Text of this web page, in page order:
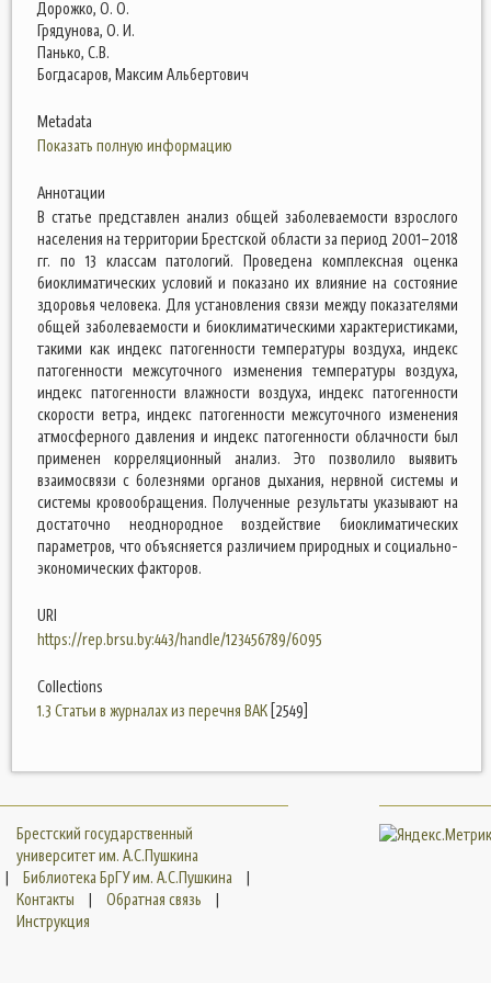
Дорожко, О. О.
Грядунова, О. И.
Панько, С.В.
Богдасаров, Максим Альбертович
Metadata
Показать полную информацию
Аннотации
В статье представлен анализ общей заболеваемости взрослого
населения на территории Брестской области за период 2001–2018
гг. по 13 классам патологий. Проведена комплексная оценка
биоклиматических условий и показано их влияние на состояние
здоровья человека. Для установления связи между показателями
общей заболеваемости и биоклиматическими характеристиками,
такими как индекс патогенности температуры воздуха, индекс
патогенности межсуточного изменения температуры воздуха,
индекс патогенности влажности воздуха, индекс патогенности
скорости ветра, индекс патогенности межсуточного изменения
атмосферного давления и индекс патогенности облачности был
применен корреляционный анализ. Это позволило выявить
взаимосвязи с болезнями органов дыхания, нервной системы и
системы кровообращения. Полученные результаты указывают на
достаточно неоднородное воздействие биоклиматических
параметров, что объясняется различием природных и социально-
экономических факторов.
URI
https://rep.brsu.by:443/handle/123456789/6095
Collections
1.3 Статьи в журналах из перечня ВАК [2549]
Брестский государственный
университет им. А.С.Пушкина
|
Библиотека БрГУ им. А.С.Пушкина
|
Контакты
| Обратная связь
|
Инструкция